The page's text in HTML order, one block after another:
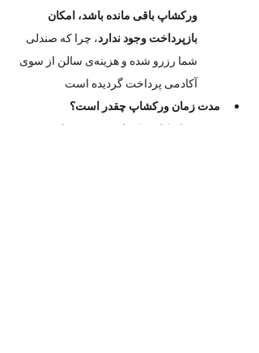
ورکشاپ باقی مانده باشد، امکان
بازپرداخت وجود ندارد، چرا که صندلی
شما رزرو شده و هزینه‌ی سالن از سوی
آکادمی پرداخت گردیده است
مدت زمان ورکشاپ چقدر است؟
مدت زمان کل ورکشاپ حدود 2 ساعت